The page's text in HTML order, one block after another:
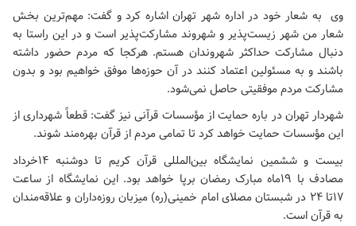
وی به شعار خود در اداره شهر تهران اشاره کرد و گفت: مهم‌ترین بخش
شعار من شهر زیست‌پذیر و شهروند مشارکت‌پذیر است و در این راستا به
دنبال مشارکت حداکثر شهروندان هستم. هرکجا که مردم حضور داشته
باشند و به مسئولین اعتماد کنند در آن حوزه‌ها موفق خواهیم بود و بدون
مشارکت مردم موفقیتی حاصل نمی‌شود.
شهردار تهران در باره حمایت از مؤسسات قرآنی نیز گفت: قطعاً شهرداری از
این مؤسسات حمایت خواهد کرد تا تمامی مردم از قرآن بهره‌مند شوند.
بیست و ششمین نمایشگاه بین‌المللی قرآن کریم تا دوشنبه ۱۴خرداد
مصادف با ۱۹ماه مبارک رمضان برپا خواهد بود. این نمایشگاه از ساعت
۱۷تا ۲۴ در شبستان
مصلای امام خمینی(ره) میزبان روزه‌داران و علاقه‌مندان
به قرآن است.